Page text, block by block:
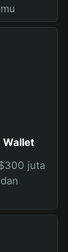
Wallet
juta